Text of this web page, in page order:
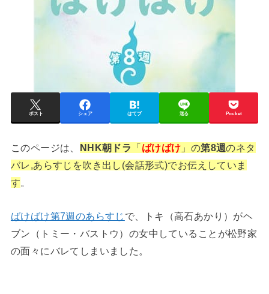
ポスト シェア はてブ 送る Pocket
このページは、 NHK朝ドラ 「 ばけばけ 」の第8週のネタ
バレ,あらすじを吹き出し(会話形式)でお伝えしていま
す。
ばけばけ第7週のあらすじ で、トキ（高石あかり）がヘ
ブン（トミー・バストウ）の女中していることが松野家
の面々にバレてしまいました。